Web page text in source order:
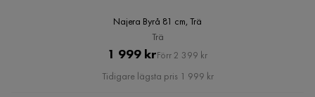
Najera Byrå 81 cm, Trä
Trä
Pris
1 999 krOriginal
Pris
Förr 2 399 kr
Tidigare lägsta pris 1 999 kr